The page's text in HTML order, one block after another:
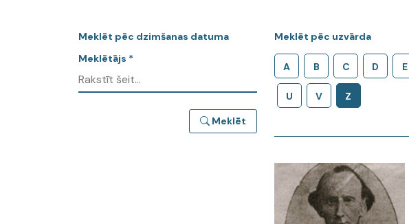
Meklēt pēc dzimšanas datuma
Meklētājs *
Meklēt
Meklēt pēc uzvārda
A B C D E
U V Z